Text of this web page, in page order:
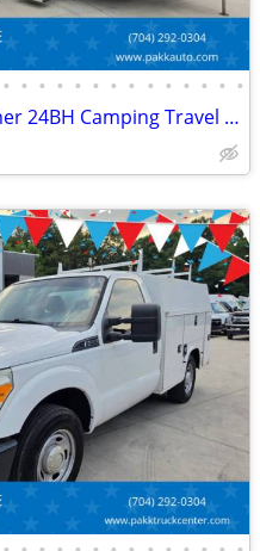
• • • • • • • • • • • • • •
2022 Jayco Jay Feather 24BH Camping Travel Trailer Camper CLEAN